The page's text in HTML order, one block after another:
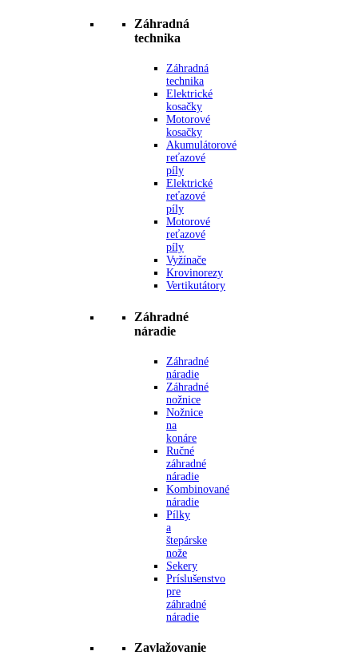
Záhradná
technika
Záhradná
technika
Elektrické
kosačky
Motorové
kosačky
Akumulátorové
reťazové
píly
Elektrické
reťazové
píly
Motorové
reťazové
píly
Vyžínače
Krovinorezy
Vertikutátory
Záhradné
náradie
Záhradné
náradie
Záhradné
nožnice
Nožnice
na
konáre
Ručné
záhradné
náradie
Kombinované
náradie
Pílky
a
štepárske
nože
Sekery
Príslušenstvo
pre
záhradné
náradie
Zavlažovanie